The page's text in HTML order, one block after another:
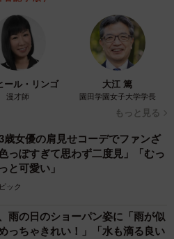
ール・リンゴ
漫才師
大江 篤
園田学園女子大学学長
もっと見る
女優の肩見せコーデでファンざ
っぽすぎて思わず二度見」「むっ
と可愛い」
ック
雨の日のショーパン姿に「雨が似
っちゃきれい！」「水も滴る良い